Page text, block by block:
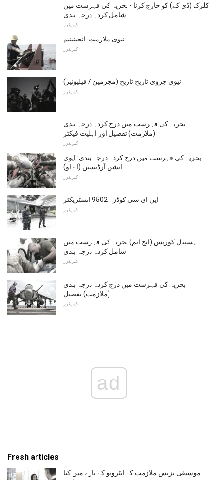
کلرک (ڈی کے) کو خارج کرنا - بحریہ کی فہرست میں
شامل کردہ درجہ بندی
کیریئرز
نیوی ملازمت: انجینینیم
کیریئرز
نیوی جزوی تاریخ تاریخ (مجرمین / فیلیونیز)
کیریئرز
بحریہ کی فہرست میں درج کردہ درجہ بندی
(ملازمت) تفصیل اور اہلیت فیکٹر
کیریئرز
بحریہ کی فہرست میں درج کردہ درجہ بندی: ایوی
ایشن آرڈنسنن (اے او)
کیریئرز
این ای سی کوڈز - 9502 انسٹریکٹر
کیریئرز
ہسپتال کورپس (ایچ ایم) بحریہ کی فہرست میں
شامل کردہ درجہ بندی
کیریئرز
بحریہ کی فہرست میں درج کردہ درجہ بندی
(ملازمت) تفصیل
کیریئرز
ad
Fresh articles
موسیقی بزنس ملازمت کے انٹرویو کے بارے میں کیا